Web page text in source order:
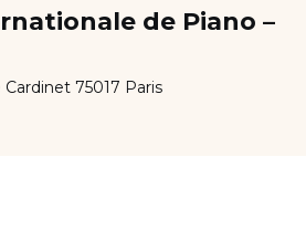
de Piano –
75017 Paris